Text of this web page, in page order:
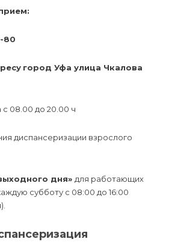
80
город Уфа улица Чкалова
08.00 до 20.00 ч
диспансеризации взрослого
дня» для работающих
субботу с 08:00 до 16:00